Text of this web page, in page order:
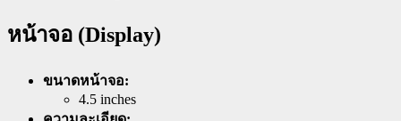
หน้าจอ (Display)
ขนาดหน้าจอ:
4.5 inches